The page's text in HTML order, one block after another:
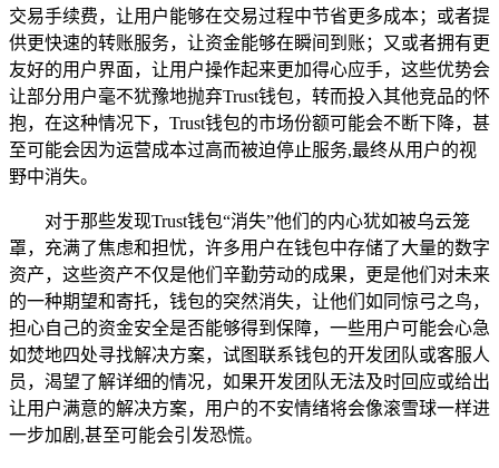
交易手续费，让用户能够在交易过程中节省更多成本；或者提
供更快速的转账服务，让资金能够在瞬间到账；又或者拥有更
友好的用户界面，让用户操作起来更加得心应手，这些优势会
让部分用户毫不犹豫地抛弃Trust钱包，转而投入其他竞品的怀
抱，在这种情况下，Trust钱包的市场份额可能会不断下降，甚
至可能会因为运营成本过高而被迫停止服务,最终从用户的视
野中消失。
对于那些发现Trust钱包“消失”他们的内心犹如被乌云笼
罩，充满了焦虑和担忧，许多用户在钱包中存储了大量的数字
资产，这些资产不仅是他们辛勤劳动的成果，更是他们对未来
的一种期望和寄托，钱包的突然消失，让他们如同惊弓之鸟，
担心自己的资金安全是否能够得到保障，一些用户可能会心急
如焚地四处寻找解决方案，试图联系钱包的开发团队或客服人
员，渴望了解详细的情况，如果开发团队无法及时回应或给出
让用户满意的解决方案，用户的不安情绪将会像滚雪球一样进
一步加剧,甚至可能会引发恐慌。